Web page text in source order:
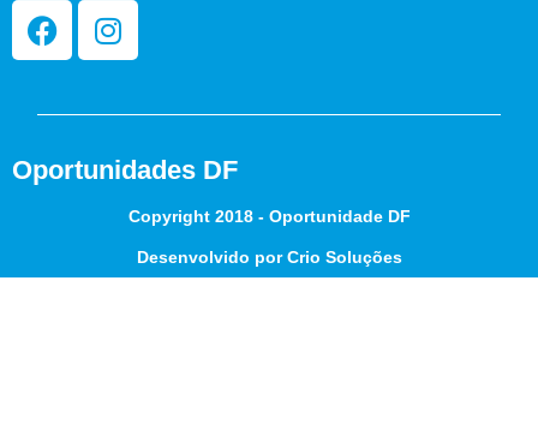
Oportunidades DF
Copyright 2018 - Oportunidade DF
Desenvolvido por Crio Soluções